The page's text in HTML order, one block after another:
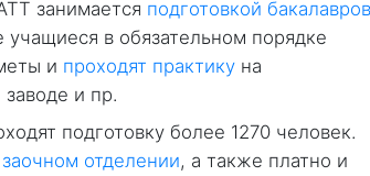
занимается подготовкой бакалавров
учащиеся в обязательном порядке
и проходят практику на
и пр.
подготовку более 1270 человек.
отделении, а также платно и